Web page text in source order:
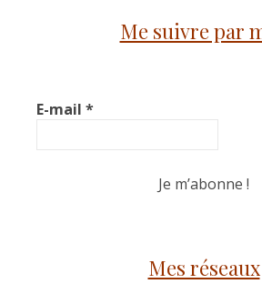
Me suivre par
E-mail *
Mes réseaux